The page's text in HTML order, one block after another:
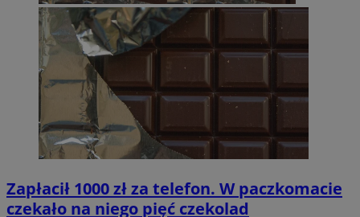
Zapłacił 1000 zł za telefon. W paczkomacie
czekało na niego pięć czekolad